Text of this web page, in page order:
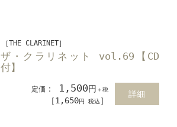
［THE CLARINET］
ザ・クラリネット vol.69【CD
付】
定価 ： 1,500円 ＋税
［1,650円 税込 ］
詳細